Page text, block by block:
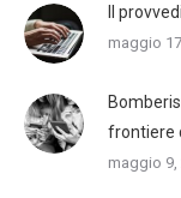
Il
maggio
frontiere
maggio 9,